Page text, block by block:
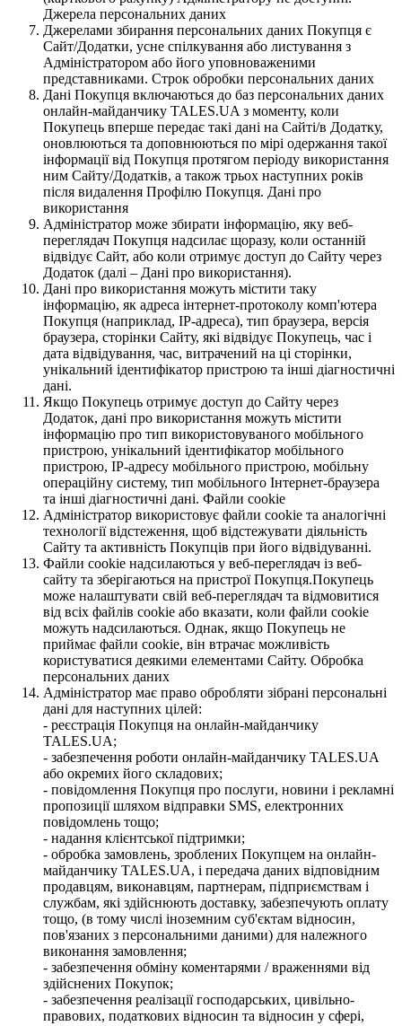
Джерела персональних даних
Джерелами збирання персональних даних Покупця є
Сайт/Додатки, усне спілкування або листування з
Адміністратором або його уповноваженими
представниками. Строк обробки персональних даних
Дані Покупця включаються до баз персональних даних
онлайн-майданчику TALES.UA з моменту, коли
Покупець вперше передає такі дані на Сайті/в Додатку,
оновлюються та доповнюються по мірі одержання такої
інформації від Покупця протягом періоду використання
ним Сайту/Додатків, а також трьох наступних років
після видалення Профілю Покупця. Дані про
використання
Адміністратор може збирати інформацію, яку веб-
переглядач Покупця надсилає щоразу, коли останній
відвідує Сайт, або коли отримує доступ до Сайту через
Додаток (далі – Дані про використання).
Дані про використання можуть містити таку
інформацію, як адреса інтернет-протоколу комп'ютера
Покупця (наприклад, IP-адреса), тип браузера, версія
браузера, сторінки Сайту, які відвідує Покупець, час і
дата відвідування, час, витрачений на ці сторінки,
унікальний ідентифікатор пристрою та інші діагностичні
дані.
Якщо Покупець отримує доступ до Сайту через
Додаток, дані про використання можуть містити
інформацію про тип використовуваного мобільного
пристрою, унікальний ідентифікатор мобільного
пристрою, IP-адресу мобільного пристрою, мобільну
операційну систему, тип мобільного Інтернет-браузера
та інші діагностичні дані. Файли cookie
Адміністратор використовує файли cookie та аналогічні
технології відстеження, щоб відстежувати діяльність
Сайту та активність Покупців при його відвідуванні.
Файли cookie надсилаються у веб-переглядач із веб-
сайту та зберігаються на пристрої Покупця.Покупець
може налаштувати свій веб-переглядач та відмовитися
від всіх файлів cookie або вказати, коли файли cookie
можуть надсилаються. Однак, якщо Покупець не
приймає файли cookie, він втрачає можливість
користуватися деякими елементами Сайту. Обробка
персональних даних
Адміністратор має право обробляти зібрані персональні
дані для наступних цілей:
- реєстрація Покупця на онлайн-майданчику
TALES.UA;
- забезпечення роботи онлайн-майданчику TALES.UA
або окремих його складових;
- повідомлення Покупця про послуги, новини і рекламні
пропозиції шляхом відправки SMS, електронних
повідомлень тощо;
- надання клієнтської підтримки;
- обробка замовлень, зроблених Покупцем на онлайн-
майданчику TALES.UA, і передача даних відповідним
продавцям, виконавцям, партнерам, підприємствам і
службам, які здійснюють доставку, забезпечують оплату
тощо, (в тому числі іноземним суб'єктам відносин,
пов'язаних з персональними даними) для належного
виконання замовлення;
- забезпечення обміну коментарями / враженнями від
здійснених Покупок;
- забезпечення реалізації господарських, цивільно-
правових, податкових відносин та відносин у сфері,